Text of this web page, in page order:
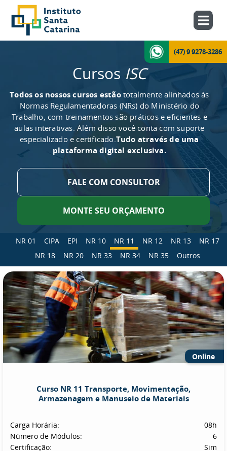
(47) 9 9278-3286
Cursos ISC
Todos os nossos cursos estãototalmente alinhados às
Normas Regulamentadoras (NRs) do Ministério do
Trabalho, com treinamentos são práticos e eficientes e
aulas interativas. Além disso você conta com suporte
especializado e certificado.Tudo através de uma
plataforma digital exclusiva.
FALE COM CONSULTOR
MONTE SEU ORÇAMENTO
NR 01 CIPA EPI NR 10 NR 11 NR 12 NR 13
NR 17
NR 18
NR 20 NR 33 NR 34 NR 35 Outros
Online
Curso NR 11 Transporte, Movimentação,
Armazenagem e Manuseio de Materiais
Carga Horária:
08h
Número de Módulos:
6
Certificação:
Sim